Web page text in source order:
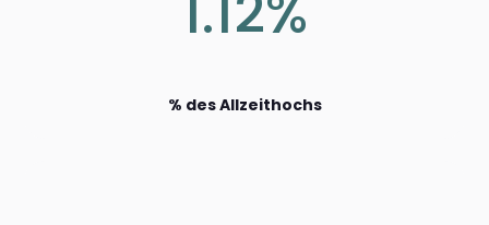
% des Allzeithochs